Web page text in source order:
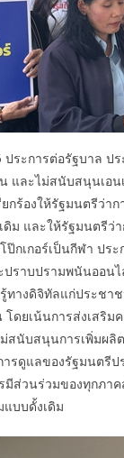
ระการต่อรัฐบาล ป
และไม่สนับสนุนเอ
กร้องให้รัฐมนตรีว่
ดิม และให้รัฐมนตรี
ป๊กเกอร์เป็นกีฬา ปร
ปราบปรามพนันออน
างดิจิทัลแก่ประชา
ดยเน้นการส่งเสริม
ม่สนับสนุนการเพิ่มผ
รดูแลของรัฐมนตรี
มีส่วนร่วมของทุกภ
บบดั้งเดิม